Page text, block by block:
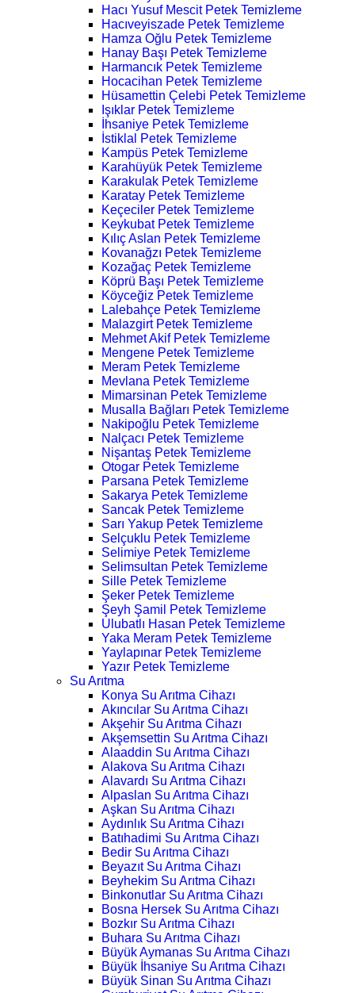
Hacı Yusuf Mescit Petek Temizleme
Hacıveyiszade Petek Temizleme
Hamza Oğlu Petek Temizleme
Hanay Başı Petek Temizleme
Harmancık Petek Temizleme
Hocacihan Petek Temizleme
Hüsamettin Çelebi Petek Temizleme
Işıklar Petek Temizleme
İhsaniye Petek Temizleme
İstiklal Petek Temizleme
Kampüs Petek Temizleme
Karahüyük Petek Temizleme
Karakulak Petek Temizleme
Karatay Petek Temizleme
Keçeciler Petek Temizleme
Keykubat Petek Temizleme
Kılıç Aslan Petek Temizleme
Kovanağzı Petek Temizleme
Kozağaç Petek Temizleme
Köprü Başı Petek Temizleme
Köyceğiz Petek Temizleme
Lalebahçe Petek Temizleme
Malazgirt Petek Temizleme
Mehmet Akif Petek Temizleme
Mengene Petek Temizleme
Meram Petek Temizleme
Mevlana Petek Temizleme
Mimarsinan Petek Temizleme
Musalla Bağları Petek Temizleme
Nakipoğlu Petek Temizleme
Nalçacı Petek Temizleme
Nişantaş Petek Temizleme
Otogar Petek Temizleme
Parsana Petek Temizleme
Sakarya Petek Temizleme
Sancak Petek Temizleme
Sarı Yakup Petek Temizleme
Selçuklu Petek Temizleme
Selimiye Petek Temizleme
Selimsultan Petek Temizleme
Sille Petek Temizleme
Şeker Petek Temizleme
Şeyh Şamil Petek Temizleme
Ulubatlı Hasan Petek Temizleme
Yaka Meram Petek Temizleme
Yaylapınar Petek Temizleme
Yazır Petek Temizleme
Su Arıtma
Konya Su Arıtma Cihazı
Akıncılar Su Arıtma Cihazı
Akşehir Su Arıtma Cihazı
Akşemsettin Su Arıtma Cihazı
Alaaddin Su Arıtma Cihazı
Alakova Su Arıtma Cihazı
Alavardı Su Arıtma Cihazı
Alpaslan Su Arıtma Cihazı
Aşkan Su Arıtma Cihazı
Aydınlık Su Arıtma Cihazı
Batıhadimi Su Arıtma Cihazı
Bedir Su Arıtma Cihazı
Beyazıt Su Arıtma Cihazı
Beyhekim Su Arıtma Cihazı
Binkonutlar Su Arıtma Cihazı
Bosna Hersek Su Arıtma Cihazı
Bozkır Su Arıtma Cihazı
Buhara Su Arıtma Cihazı
Büyük Aymanas Su Arıtma Cihazı
Büyük İhsaniye Su Arıtma Cihazı
Büyük Sinan Su Arıtma Cihazı